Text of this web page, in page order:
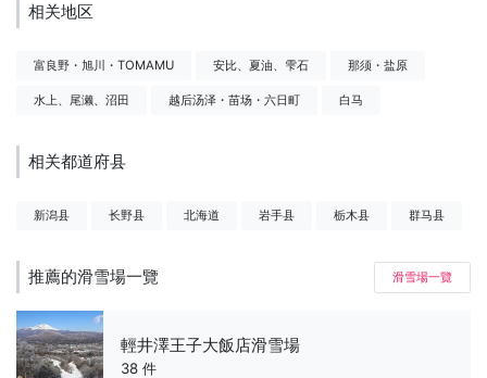
相关地区
富良野・旭川・TOMAMU 安比、夏油、雫石 那须・盐原
水上、尾濑、沼田 越后汤泽・苗场・六日町 白马
相关都道府县
新潟县 长野县 北海道 岩手县 栃木县 群马县
推薦的滑雪場一覽 滑雪場一覽
輕井澤王子大飯店滑雪場
38 件